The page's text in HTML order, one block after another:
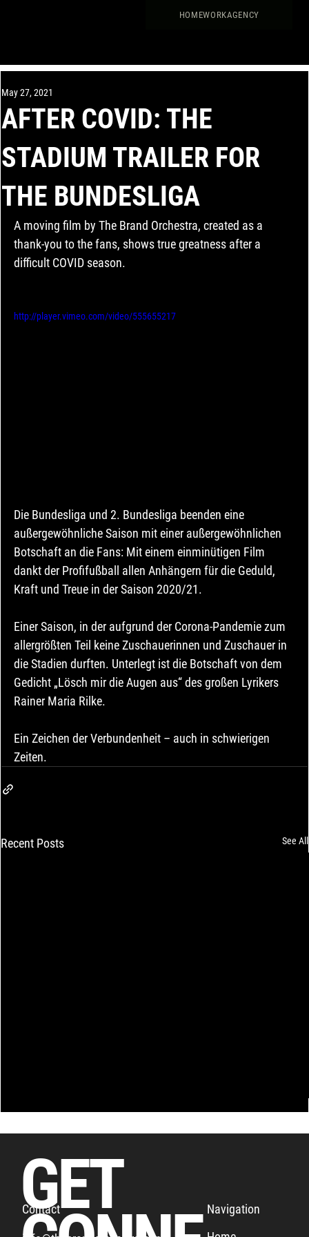
HOMEWORKAGENCY
AFTER COVID: THE
STADIUM TRAILER FOR
THE BUNDESLIGA
May 27, 2021
A moving film by The Brand Orchestra, created as a
thank-you to the fans, shows true greatness after a
difficult COVID season.
http://player.vimeo.com/video/555655217
Die Bundesliga und 2. Bundesliga beenden eine
außergewöhnliche Saison mit einer außergewöhnlichen
Botschaft an die Fans: Mit einem einminütigen Film
dankt der Profifußball allen Anhängern für die Geduld,
Kraft und Treue in der Saison 2020/21.
Einer Saison, in der aufgrund der Corona-Pandemie zum
allergrößten Teil keine Zuschauerinnen und Zuschauer in
die Stadien durften. Unterlegt ist die Botschaft von dem
Gedicht „Lösch mir die Augen aus“ des großen Lyrikers
Rainer Maria Rilke.
Ein Zeichen der Verbundenheit – auch in schwierigen
Zeiten.
Recent Posts See All
GET
Navigation
Contact